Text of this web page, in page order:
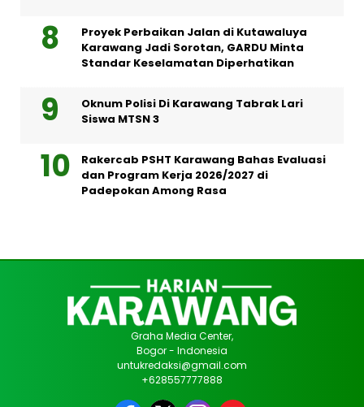
Proyek Perbaikan Jalan di Kutawaluya
Karawang Jadi Sorotan, GARDU Minta
Standar Keselamatan Diperhatikan
Oknum Polisi Di Karawang Tabrak Lari
Siswa MTSN 3
Rakercab PSHT Karawang Bahas Evaluasi
dan Program Kerja 2026/2027 di
Padepokan Among Rasa
Graha Media Center,
Bogor - Indonesia
untukredaksi@gmail.com
+628557777888